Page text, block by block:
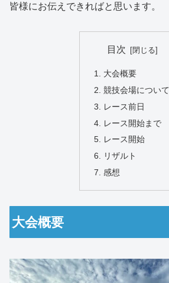
皆様にお伝えできればと思います。
目次
大会概要
競技会場について
レース前日
レース開始まで
レース開始
リザルト
感想
大会概要